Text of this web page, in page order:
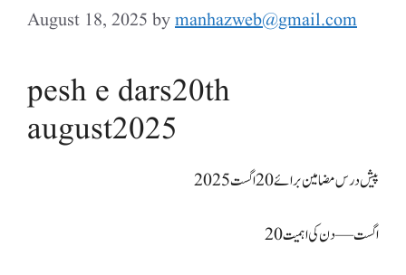
August 18, 2025 bymanhazweb@gmail.com
pesh e dars20th
august2025
پیش درس مضامین برائے 20 اگست 2025
20 اگست — دن کی اہمیت